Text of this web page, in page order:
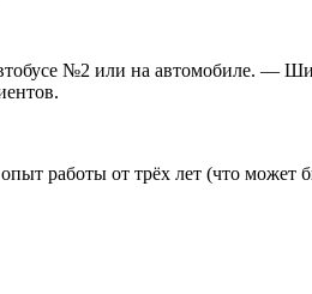
№2 или на автомобиле. —
работы от трёх лет (что может